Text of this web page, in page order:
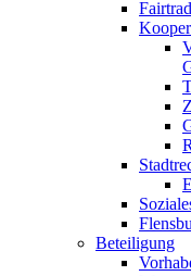
Beteiligung